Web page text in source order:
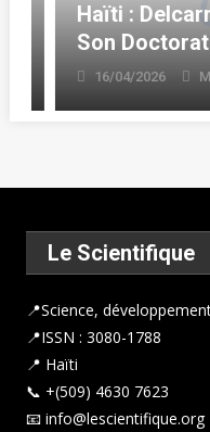
Haïti :
Son Doctorat
16/04/2026
Le Scientifique
📍Science,
📍ISSN : 3080-1788
📍 Haïti
📞 +(509) 4630 7623
📧 info@lescientifique.org